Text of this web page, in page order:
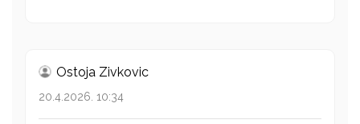
Ostoja Zivkovic
20.4.2026. 10:34